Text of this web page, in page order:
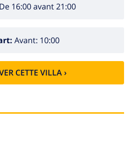
De 16:00 avant 21:00
Avant: 10:00
CETTE VILLA ›